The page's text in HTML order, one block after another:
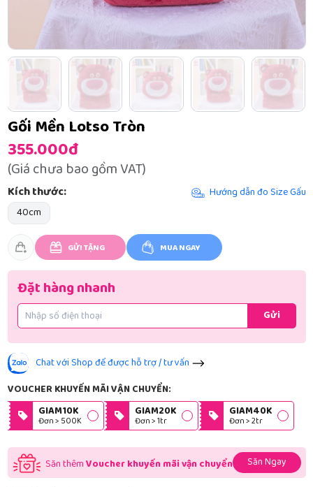
Gối Mền Lotso Tròn
355.000đ
(Giá chưa bao gồm VAT)
Kích thước:
Hướng dẫn đo Size Gấu
40cm
GỬI TẶNG MUA NGAY
Đặt hàng nhanh
Gửi
Chat với Shop để được hỗ trợ / tư vấn
VOUCHER KHUYẾN MÃI VẬN CHUYỂN:
GIAM10K
Đơn > 500K
GIAM20K
Đơn > 1tr
GIAM40K
Đơn > 2tr
Săn thêmVoucher khuyến mãi vận chuyển Săn Ngay